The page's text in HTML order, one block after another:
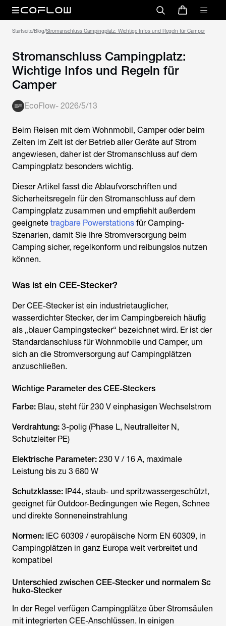
Startseite/Blog/Stromanschluss Campingplatz: Wichtige Infos und Regeln für Camper
Stromanschluss Campingplatz:
Wichtige Infos und Regeln für
Camper
EcoFlow- 2026/5/13
Beim Reisen mit dem Wohnmobil, Camper oder beim
Zelten im Zelt ist der Betrieb aller Geräte auf Strom
angewiesen, daher ist derStromanschluss auf dem
Campingplatz besonders wichtig.
Dieser Artikel fasst die Ablaufvorschriften und
Sicherheitsregeln für den Stromanschluss auf dem
Campingplatz zusammen und empfiehlt außerdem
geeignete tragbare Powerstations für Camping-
Szenarien, damit Sie Ihre Stromversorgung beim
Camping sicher, regelkonform und reibungslos nutzen
können.
Was ist ein CEE-Stecker?
Der CEE-Stecker ist ein industrietauglicher,
wasserdichter Stecker, der im Campingbereich häufig
als „blauer Campingstecker“ bezeichnet wird. Er ist der
Standardanschluss für Wohnmobile und Camper, um
sich an die Stromversorgung auf Campingplätzen
anzuschließen.
Wichtige Parameter des CEE-Steckers
Farbe: Blau, steht für 230 V einphasigen Wechselstrom
Verdrahtung: 3-polig (Phase L, Neutralleiter N,
Schutzleiter PE)
Elektrische Parameter: 230 V / 16 A, maximale
Leistung bis zu 3 680 W
Schutzklasse: IP44, staub- und spritzwassergeschützt,
geeignet für Outdoor-Bedingungen wie Regen, Schnee
und direkte Sonneneinstrahlung
Normen: IEC 60309 / europäische Norm EN 60309, in
Campingplätzen in ganz Europa weit verbreitet und
kompatibel
Unterschied zwischen CEE-Stecker und normalem Sc
huko-Stecker
In der Regel verfügen Campingplätze über Stromsäulen
mit integrierten CEE-Anschlüssen. In einigen